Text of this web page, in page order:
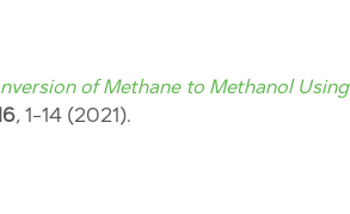
of Methane to Methanol Using
, 1-14 (2021).